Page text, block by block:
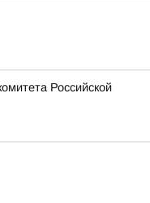
Российской